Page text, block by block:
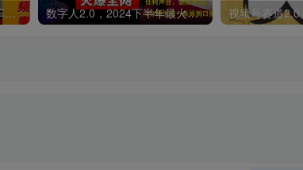
外面收费398元外网超跑豪车汽车视频搬运至快手抖音上热门项目 数字人2.0，2024下半年最火项目，无限免费生成视频，可实现任何场景，用任何形象，任何声音，说任何话，5分钟生成一条原创口播视频。